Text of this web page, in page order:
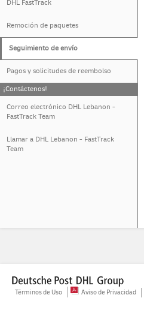
DHL FastTrack
Remoción de paquetes
Seguimiento de envío
Pagos y solicitudes de reembolso
¡Contáctenos!
Correo electrónico DHL Lebanon -
FastTrack Team
Llamar a DHL Lebanon - FastTrack
Team
Términos de Uso Aviso de Privacidad